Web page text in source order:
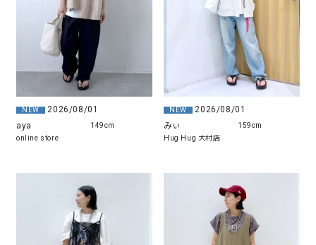
NEW
2026/08/01
aya
online store
149cm
NEW
2026/08/01
みぃ
Hug Hug 大村店
159cm